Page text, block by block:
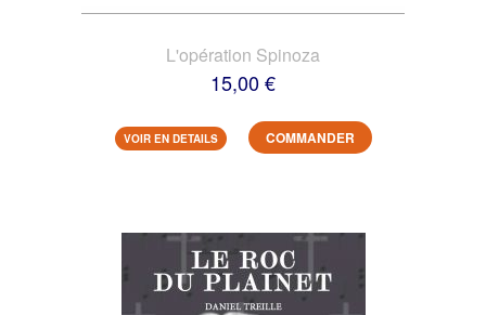
L'opération Spinoza
15,00 €
VOIR EN DETAILS COMMANDER